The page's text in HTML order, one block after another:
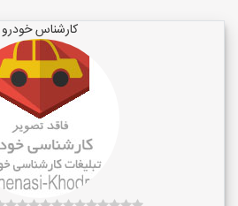
کارشناس خودرو